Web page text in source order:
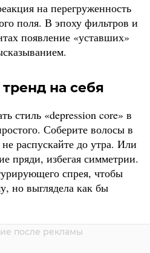
на перегруженность
поля. В эпоху фильтров и
появление «уставших»
на себя
стиль «depression core» в
Соберите волосы в
распускайте до утра. Или
пряди, избегая симметрии.
спрея, чтобы
но выглядела как бы